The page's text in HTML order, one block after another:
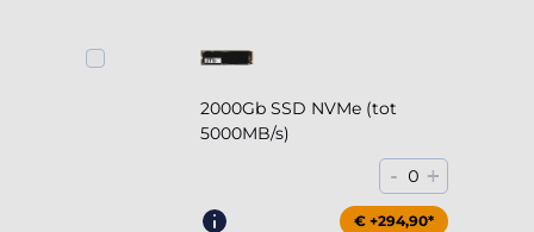
2000Gb SSD NVMe (tot
5000MB/s)
- 0 +
€ +294,90*